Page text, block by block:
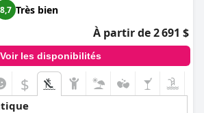
8,7 Très bien
À partir de 2 691 $
Voir les disponibilités
$